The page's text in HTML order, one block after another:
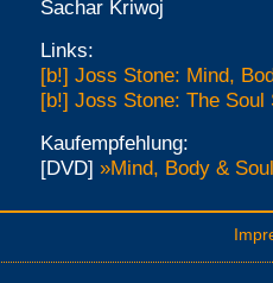
Sachar Kriwoj
Links:
[b!] Joss Stone: Mind,
[b!] Joss Stone: The Soul
Kaufempfehlung:
[DVD] »Mind, Body &